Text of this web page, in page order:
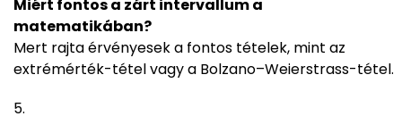
Miért fontos a zárt intervallum a
matematikában?
Mert rajta érvényesek a fontos tételek, mint az
extrémérték-tétel vagy a Bolzano–Weierstrass-tétel.